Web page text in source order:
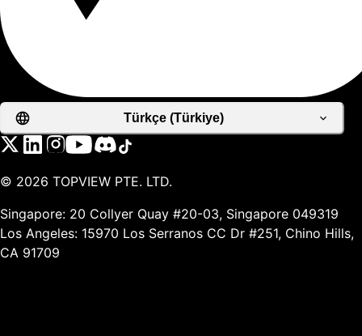
Türkçe (Türkiye)
© 2026 TOPVIEW PTE. LTD.
Singapore: 20 Collyer Quay #20-03, Singapore 049319
Los Angeles: 15970 Los Serranos CC Dr #251, Chino Hills,
CA 91709